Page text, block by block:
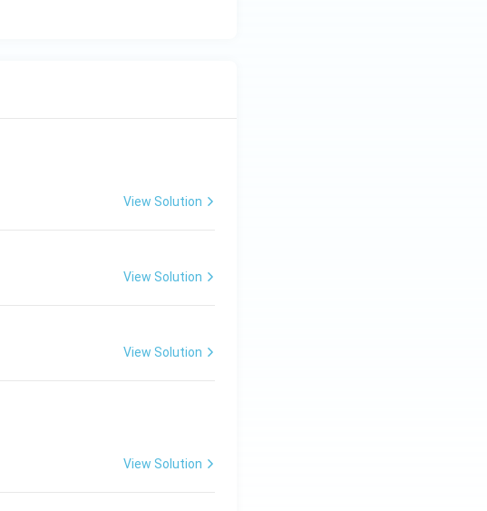
View Solution
View Solution
View Solution
View Solution